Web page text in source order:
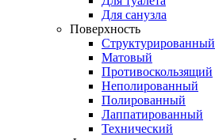
Для санузла
Поверхность
Структурированный
Матовый
Противоскользящий
Неполированный
Полированный
Лаппатированный
Технический